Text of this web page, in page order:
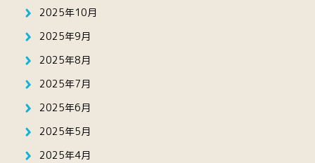
2025年10月
2025年9月
2025年8月
2025年7月
2025年6月
2025年5月
2025年4月